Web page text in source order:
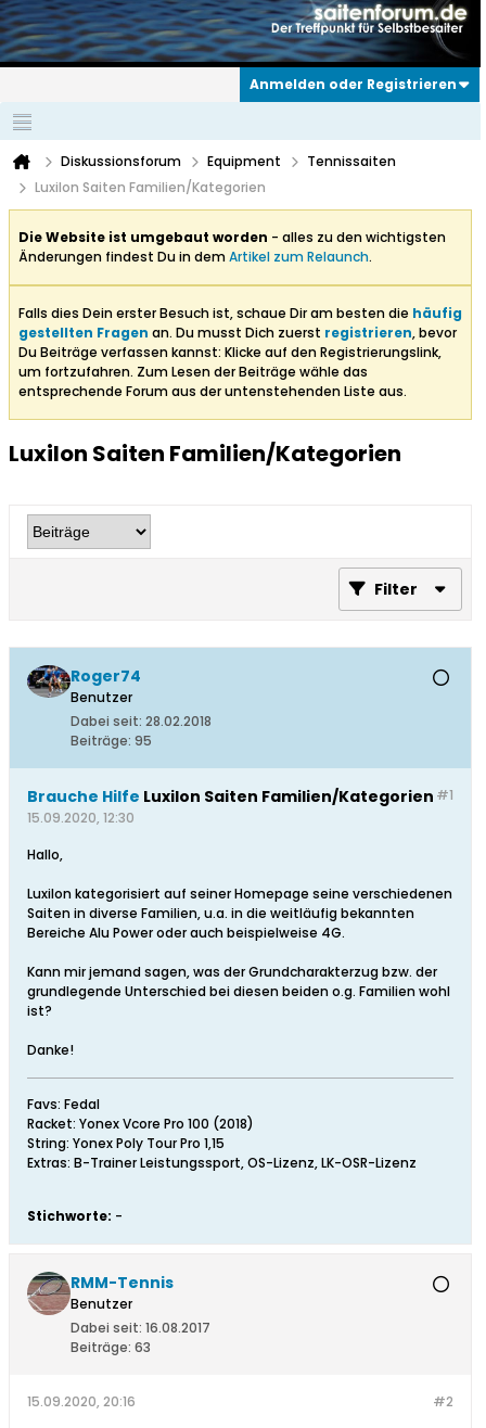
Anmelden oder Registrieren
Diskussionsforum Equipment
Tennissaiten
Luxilon Saiten Familien/Kategorien
Die Website ist umgebaut worden - alles zu den wichtigsten
Änderungen findest Du in demArtikel zum Relaunch.
Falls dies Dein erster Besuch ist, schaue Dir am besten die häufig
gestellten Fragen an. Du musst Dich zuerst registrieren, bevor
Du Beiträge verfassen kannst: Klicke auf den Registrierungslink,
um fortzufahren. Zum Lesen der Beiträge wähle das
entsprechende Forum aus der untenstehenden Liste aus.
Luxilon Saiten Familien/Kategorien
Filter
Roger74
Benutzer
Dabei seit: 28.02.2018
Beiträge: 95
#1
Brauche Hilfe Luxilon Saiten Familien/Kategorien
15.09.2020, 12:30
Hallo,
Luxilon kategorisiert auf seiner Homepage seine verschiedenen
Saiten in diverse Familien, u.a. in die weitläufig bekannten
Bereiche Alu Power oder auch beispielweise 4G.
Kann mir jemand sagen, was der Grundcharakterzug bzw. der
grundlegende Unterschied bei diesen beiden o.g. Familien wohl
ist?
Danke!
Favs: Fedal
Racket: Yonex Vcore Pro 100 (2018)
String: Yonex Poly Tour Pro 1,15
Extras: B-Trainer Leistungssport, OS-Lizenz, LK-OSR-Lizenz
Stichworte: -
RMM-Tennis
Benutzer
Dabei seit: 16.08.2017
Beiträge: 63
#2
15.09.2020, 20:16